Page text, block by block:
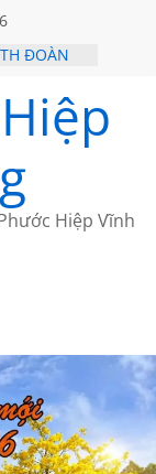
ĐOÀN
LÃO
LÃO
Hiệp Vĩnh